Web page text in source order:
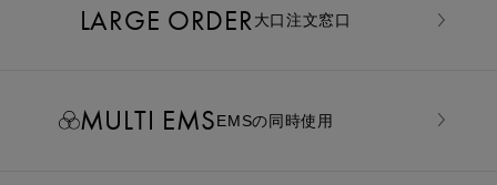
LARGE ORDER⼤⼝注⽂窓⼝
MULTI EMSEMSの同時使用